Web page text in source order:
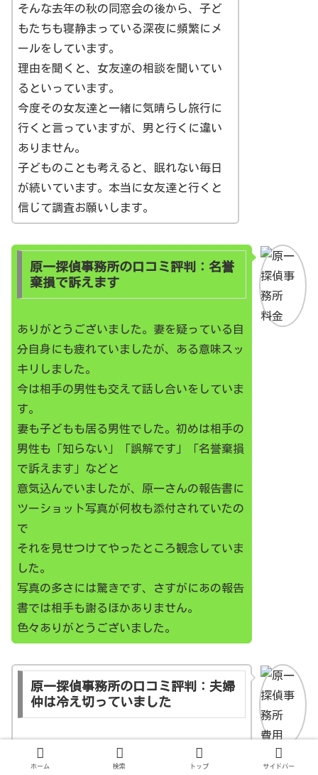
そんな去年の秋の同窓会の後から、子ど
もたちも寝静まっている深夜に頻繁にメ
ールをしています。
理由を聞くと、女友達の相談を聞いてい
るといっています。
今度その女友達と一緒に気晴らし旅行に
行くと言っていますが、男と行くに違い
ありません。
子どものことも考えると、眠れない毎日
が続いています。本当に女友達と行くと
信じて調査お願いします。
原一探偵事務所の口コミ評判：名誉
棄損で訴えます
ありがとうございました。妻を疑っている自
分自身にも疲れていましたが、ある意味スッ
キリしました。
今は相手の男性も交えて話し合いをしていま
す。
妻も子どもも居る男性でした。初めは相手の
男性も「知らない」「誤解です」「名誉棄損
で訴えます」などと
意気込んでいましたが、原一さんの報告書に
ツーショット写真が何枚も添付されていたの
で
それを見せつけてやったところ観念していま
した。
写真の多さには驚きです、さすがにあの報告
書では相手も謝るほかありません。
色々ありがとうございました。
原一探偵事務所の口コミ評判：夫婦
仲は冷え切っていました
私の夫は来年定年を迎えます。夫婦仲は冷え
切っていましたが、子どものことを考え、
ホーム 検索 トップ サイドバー